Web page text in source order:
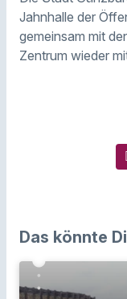
Jahnhalle der
gemeinsam mit
Zentrum wieder
Das könnte